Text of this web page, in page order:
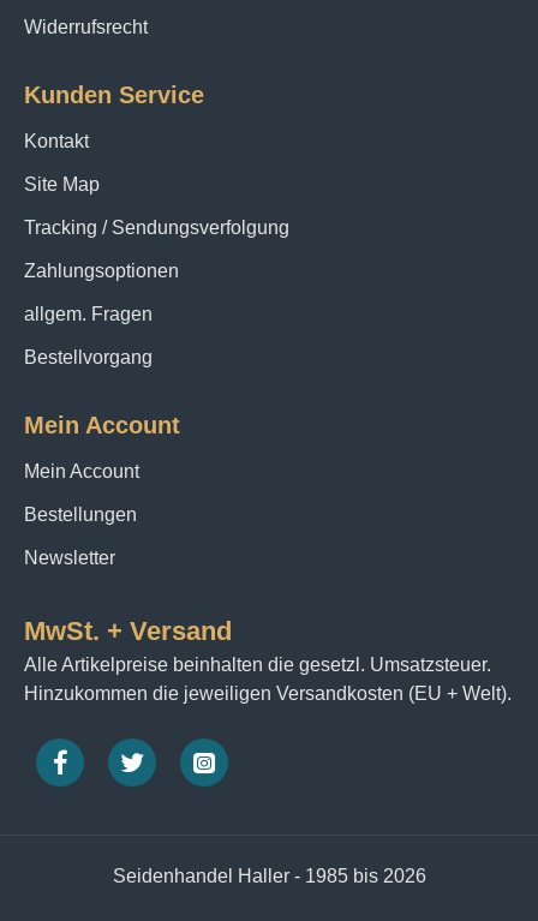
Widerrufsrecht
Kunden Service
Kontakt
Site Map
Tracking / Sendungsverfolgung
Zahlungsoptionen
allgem. Fragen
Bestellvorgang
Mein Account
Mein Account
Bestellungen
Newsletter
MwSt. + Versand
Alle Artikelpreise beinhalten die gesetzl. Umsatzsteuer.
Hinzukommen die jeweiligen Versandkosten (EU + Welt).
Seidenhandel Haller - 1985 bis 2026